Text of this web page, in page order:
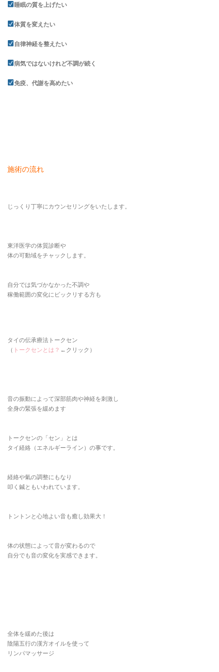
睡眠の質を上げたい
体質を変えたい
自律神経を整えたい
病気ではないけれど不調が続く
免疫、代謝を高めたい
施術の流れ
じっくり丁寧にカウンセリングをいたします。
東洋医学の体質診断や
体の可動域をチャックします。
自分では気づかなかった不調や
稼働範囲の変化にビックリする方も
タイの伝承療法トークセン
（ トークセンとは？ ←クリック）
音の振動によって深部筋肉や神経を刺激し
全身の緊張を緩めます
トークセンの「セン」とは
タイ経絡（エネルギーライン）の事です。
経絡や氣の調整にもなり
叩く鍼ともいわれています。
トントンと心地よい音も癒し効果大！
体の状態によって音が変わるので
自分でも音の変化を実感できます。
全体を緩めた後は
陰陽五行の漢方オイルを使って
リンパマッサージ